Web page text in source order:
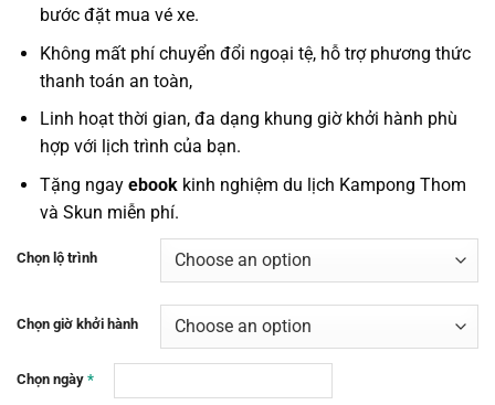
bước đặt mua vé xe.
Không mất phí chuyển đổi ngoại tệ, hỗ trợ phương thức
thanh toán an toàn,
Linh hoạt thời gian, đa dạng khung giờ khởi hành phù
hợp với lịch trình của bạn.
Tặng ngayebook kinh nghiệm du lịch Kampong Thom
và Skun miễn phí.
Chọn lộ trình
Chọn giờ khởi hành
Chọn ngày *